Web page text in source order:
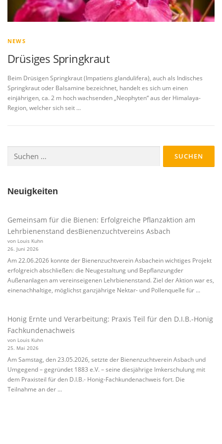
NEWS
Drüsiges Springkraut
Beim Drüsigen Springkraut (Impatiens glandulifera), auch als Indisches
Springkraut oder Balsamine bezeichnet, handelt es sich um einen
einjährigen, ca. 2 m hoch wachsenden „Neophyten“ aus der Himalaya-
Region, welcher sich seit …
nach:
Neuigkeiten
Gemeinsam für die Bienen: Erfolgreiche Pflanzaktion am
Lehrbienenstand desBienenzuchtvereins Asbach
von Louis Kuhn
26. Juni 2026
Am 22.06.2026 konnte der Bienenzuchtverein Asbachein wichtiges Projekt
erfolgreich abschließen: die Neugestaltung und Bepflanzungder
Außenanlagen am vereinseigenen Lehrbienenstand. Ziel der Aktion war es,
einenachhaltige, möglichst ganzjährige Nektar- und Pollenquelle für ...
Honig Ernte und Verarbeitung: Praxis Teil für den D.I.B.-Honig
Fachkundenachweis
von Louis Kuhn
25. Mai 2026
Am Samstag, den 23.05.2026, setzte der Bienenzuchtverein Asbach und
Umgegend – gegründet 1883 e.V. – seine diesjährige Imkerschulung mit
dem Praxisteil für den D.I.B.- Honig-Fachkundenachweis fort. Die
Teilnahme an der ...